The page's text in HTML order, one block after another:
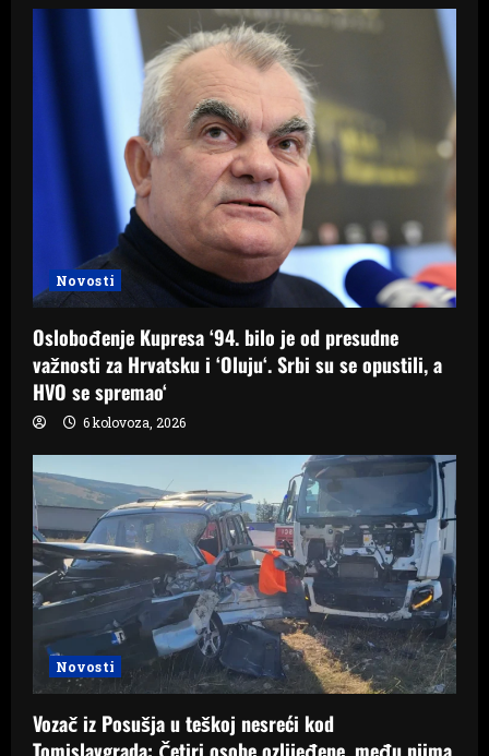
Novosti
Oslobođenje Kupresa ‘94. bilo je od presudne
važnosti za Hrvatsku i ‘Oluju‘. Srbi su se opustili, a
HVO se spremao‘
6 kolovoza, 2026
Novosti
Vozač iz Posušja u teškoj nesreći kod